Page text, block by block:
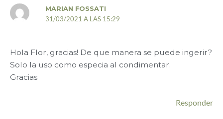
MARIAN FOSSATI
31/03/2021 A LAS 15:29
Hola Flor, gracias! De que manera se puede ingerir?
Solo la uso como especia al condimentar.
Gracias
Responder